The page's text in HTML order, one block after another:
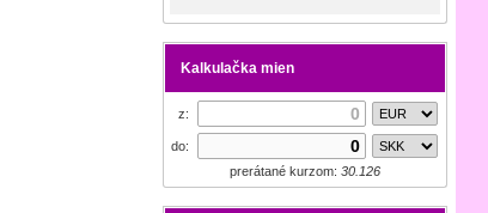
Kalkulačka mien
z:
do:
prerátané kurzom: 30.126